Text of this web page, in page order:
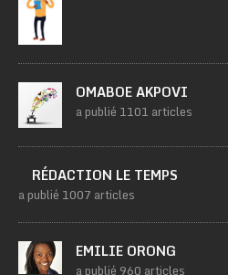
OMABOE AKPOVI
a publié 1101 articles
RÉDACTION LE TEMPS
a publié 1007 articles
EMILIE ORONG
a publié 960 articles